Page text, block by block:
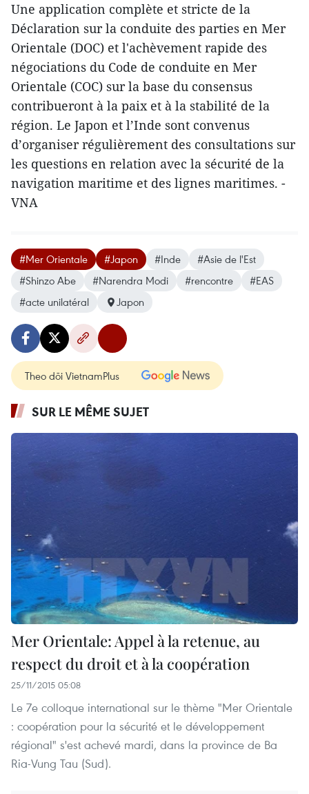
Une application complète et stricte de la
Déclaration sur la conduite des parties en Mer
Orientale (DOC) et ​l'achèvement rapide des
négociations ​du Code de conduite en Mer
Orientale (COC) sur la base du consensus
contribueront à la paix et à la stabilité de la
région. Le Japon et l’Inde sont convenus
d’organiser régulièrement des consultations sur
les questions en relation avec la sécurité de la
navigation maritime et des lignes maritimes. -
VNA
#Mer Orientale #Japon #Inde
#Asie de l'Est
#Shinzo Abe
#Narendra Modi #rencontre
#EAS
#acte unilatéral
Japon
Theo dõi VietnamPlus
SUR LE MÊME SUJET
Mer Orientale: Appel à la retenue, au
respect du droit et à la coopération
25/11/2015 05:08
Le 7e colloque international sur le thème "Mer Orientale
: coopération pour la sécurité et le développement
régional" s'est achevé mardi, dans la province de Ba
Ria-Vung Tau (Sud).